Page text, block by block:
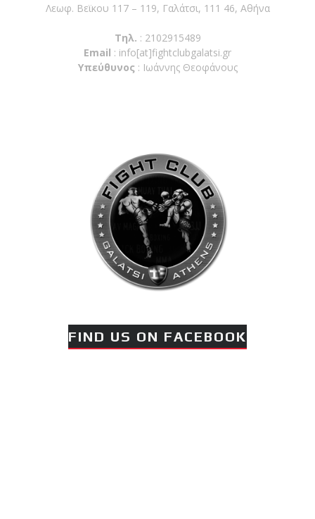
Λεωφ. Βεϊκου 117 – 119, Γαλάτσι, 111 46, Αθήνα
Τηλ. : 2102915489
Email : info[at]fightclubgalatsi.gr
Υπεύθυνος : Ιωάννης Θεοφάνους
FIND US ON FACEBOOK